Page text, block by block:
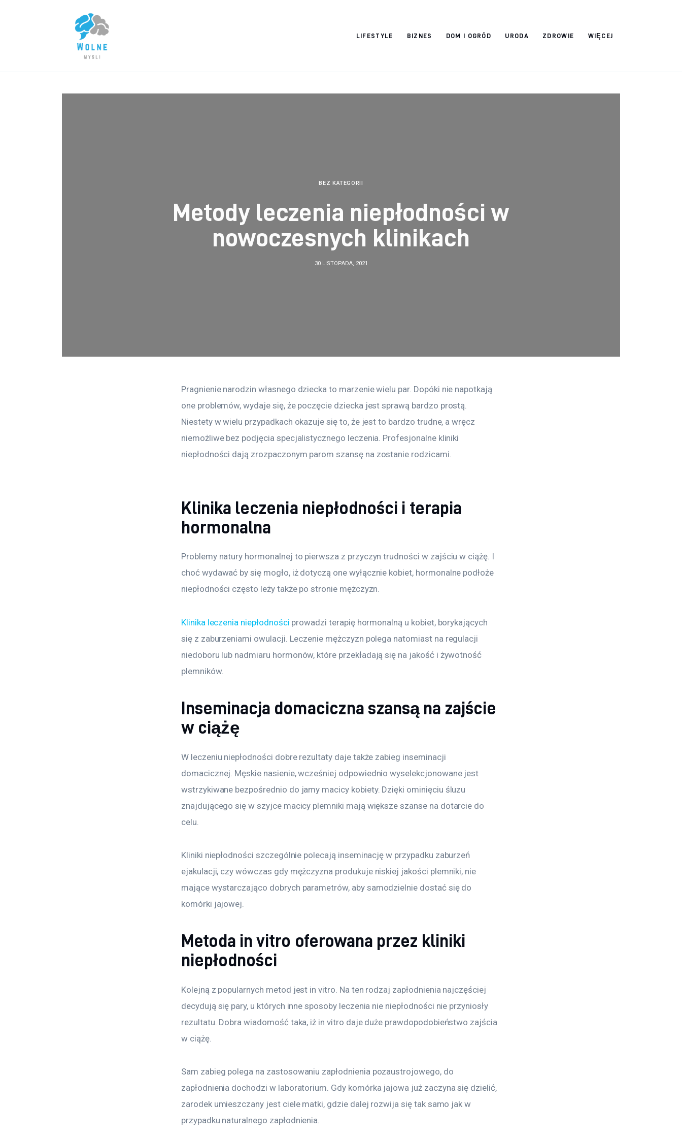
LIFESTYLE BIZNES DOM I OGRÓD URODA ZDROWIE WIĘCEJ
Vacation Dreams
BEZ KATEGORII
Metody leczenia niepłodności w
nowoczesnych klinikach
30 LISTOPADA, 2021
Pragnienie narodzin własnego dziecka to marzenie wielu par. Dopóki nie napotkają
one problemów, wydaje się, że poczęcie dziecka jest sprawą bardzo prostą.
Niestety w wielu przypadkach okazuje się to, że jest to bardzo trudne, a wręcz
niemożliwe bez podjęcia specjalistycznego leczenia. Profesjonalne kliniki
niepłodności dają zrozpaczonym parom szansę na zostanie rodzicami.
Klinika leczenia niepłodności i terapia
hormonalna
Problemy natury hormonalnej to pierwsza z przyczyn trudności w zajściu w ciążę. I
choć wydawać by się mogło, iż dotyczą one wyłącznie kobiet, hormonalne podłoże
niepłodności często leży także po stronie mężczyzn.
Klinika leczenia niepłodności prowadzi terapię hormonalną u kobiet, borykających
się z zaburzeniami owulacji. Leczenie mężczyzn polega natomiast na regulacji
niedoboru lub nadmiaru hormonów, które przekładają się na jakość i żywotność
plemników.
Inseminacja domaciczna szansą na zajście
w ciążę
W leczeniu niepłodności dobre rezultaty daje także zabieg inseminacji
domacicznej. Męskie nasienie, wcześniej odpowiednio wyselekcjonowane jest
wstrzykiwane bezpośrednio do jamy macicy kobiety. Dzięki ominięciu śluzu
znajdującego się w szyjce macicy plemniki mają większe szanse na dotarcie do
celu.
Kliniki niepłodności szczególnie polecają inseminację w przypadku zaburzeń
ejakulacji, czy wówczas gdy mężczyzna produkuje niskiej jakości plemniki, nie
mające wystarczająco dobrych parametrów, aby samodzielnie dostać się do
komórki jajowej.
Metoda in vitro oferowana przez kliniki
niepłodności
Kolejną z popularnych metod jest in vitro. Na ten rodzaj zapłodnienia najczęściej
decydują się pary, u których inne sposoby leczenia nie niepłodności nie przyniosły
rezultatu. Dobra wiadomość taka, iż in vitro daje duże prawdopodobieństwo zajścia
w ciążę.
Sam zabieg polega na zastosowaniu zapłodnienia pozaustrojowego, do
zapłodnienia dochodzi w laboratorium. Gdy komórka jajowa już zaczyna się dzielić,
zarodek umieszczany jest ciele matki, gdzie dalej rozwija się tak samo jak w
przypadku naturalnego zapłodnienia.